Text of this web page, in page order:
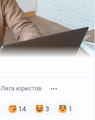
Лига юристов
14 3
1